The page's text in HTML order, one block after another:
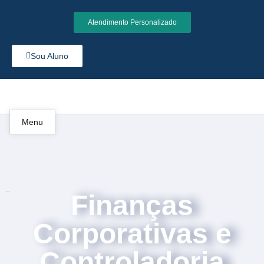
Atendimento Personalizado
Sou Aluno
Menu
Finanças
Corporativas e